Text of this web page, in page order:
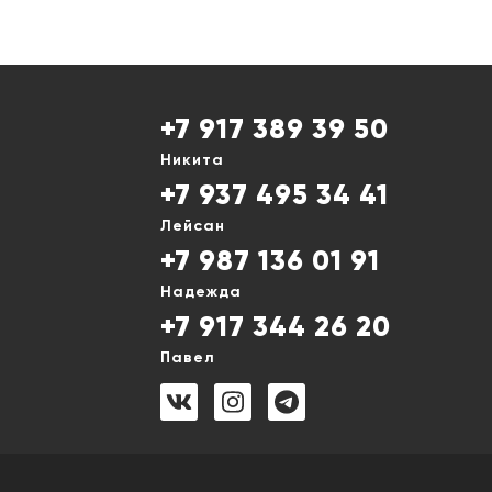
+7 917 389 39 50
Никита
+7 937 495 34 41
Лейсан
+7 987 136 01 91
Надежда
+7 917 344 26 20
Павел